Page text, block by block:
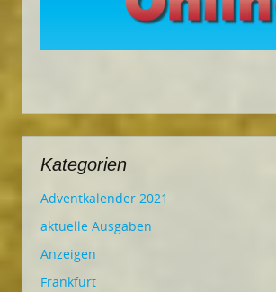
Kategorien
Adventkalender 2021
aktuelle Ausgaben
Anzeigen
Frankfurt